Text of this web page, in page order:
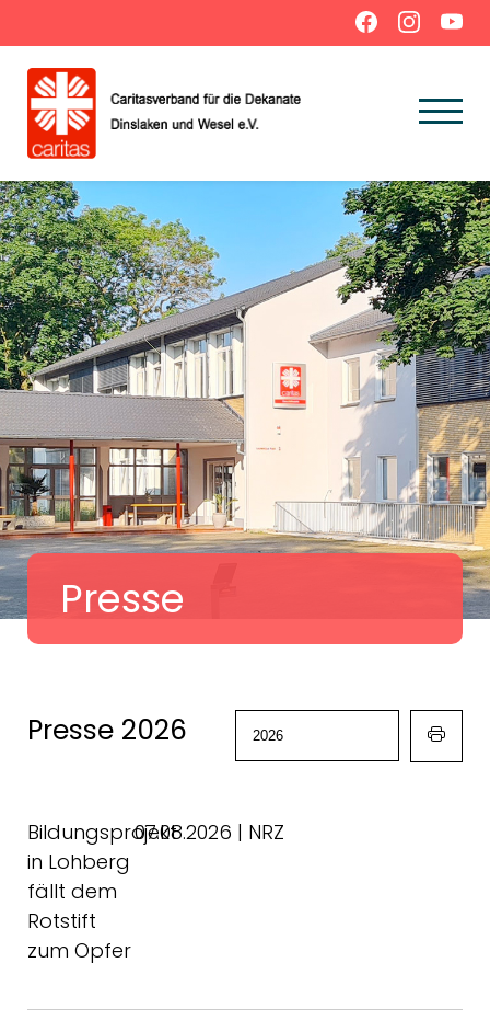
Presse
Presse 2026
Bildungsprojekt
in Lohberg
fällt dem
Rotstift
zum Opfer
07.08.2026 | NRZ